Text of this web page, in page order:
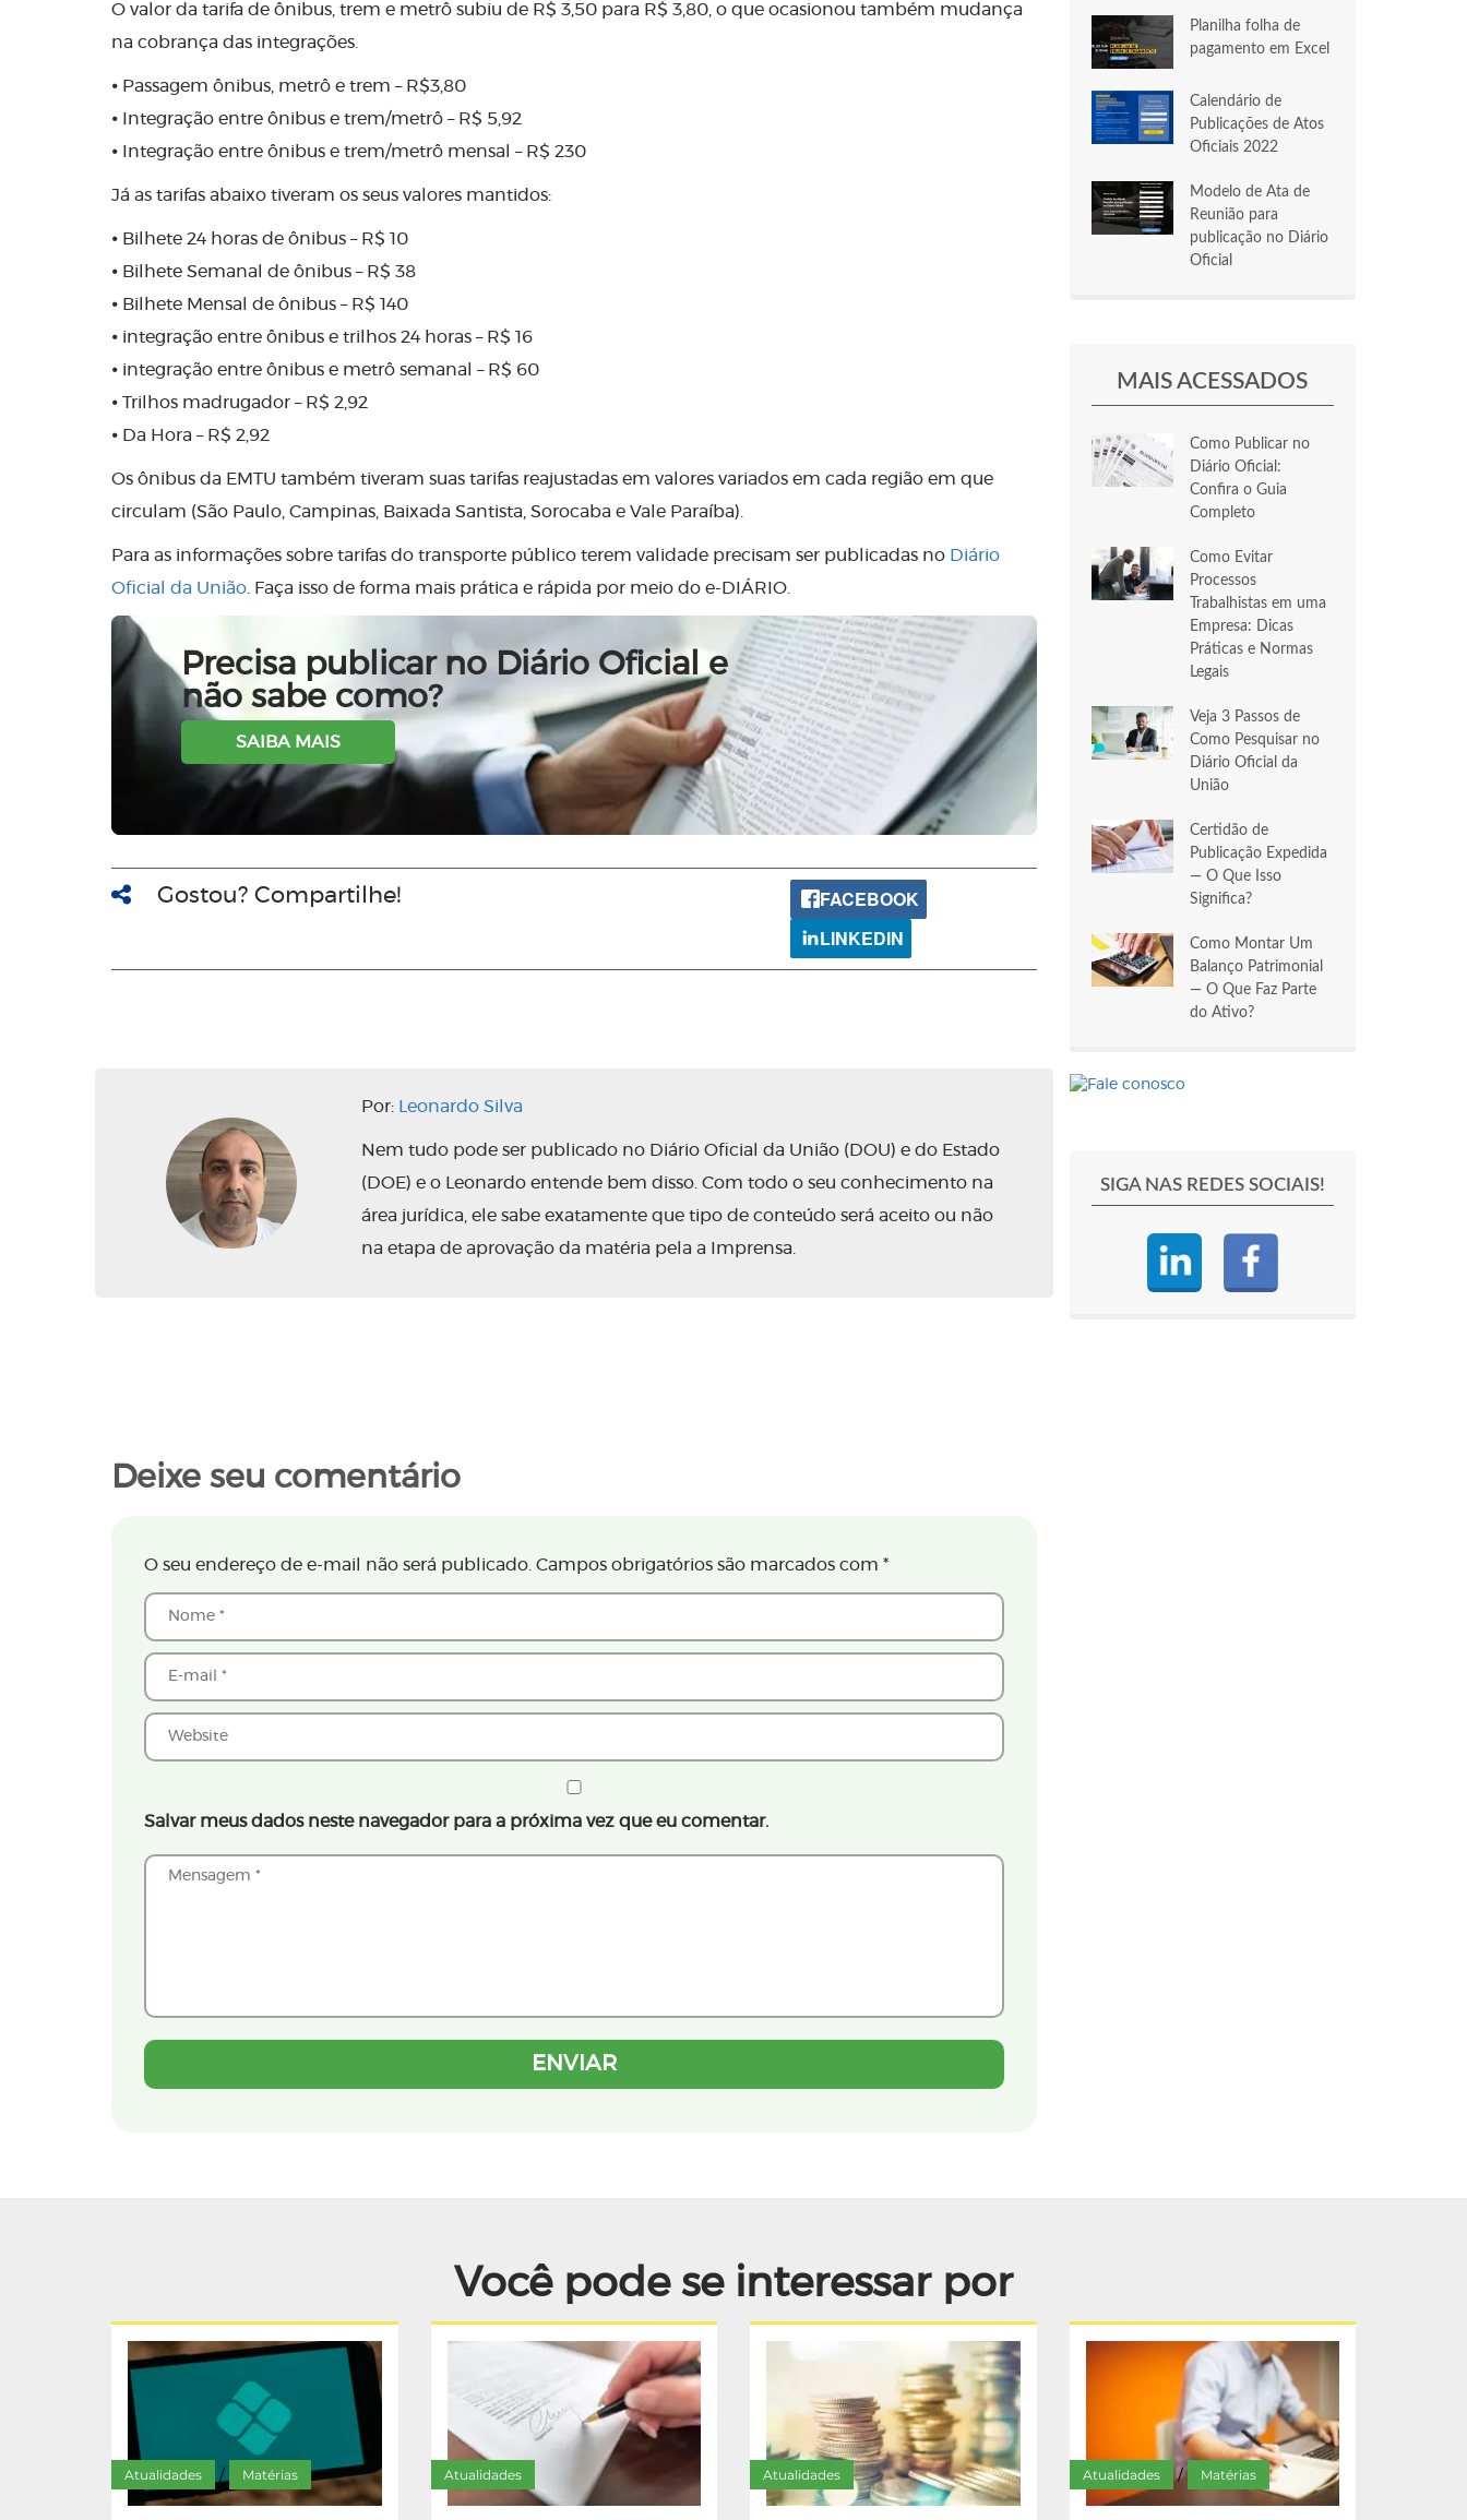
O valor da tarifa de ônibus, trem e metrô subiu de R$ 3,50 para R$ 3,80, o que ocasionou também mudança
na cobrança das integrações.
⦁ Passagem ônibus, metrô e trem – R$3,80
⦁ Integração entre ônibus e trem/metrô – R$ 5,92
⦁ Integração entre ônibus e trem/metrô mensal – R$ 230
Já as tarifas abaixo tiveram os seus valores mantidos:
⦁ Bilhete 24 horas de ônibus – R$ 10
⦁ Bilhete Semanal de ônibus – R$ 38
⦁ Bilhete Mensal de ônibus – R$ 140
⦁ integração entre ônibus e trilhos 24 horas – R$ 16
⦁ integração entre ônibus e metrô semanal – R$ 60
⦁ Trilhos madrugador – R$ 2,92
⦁ Da Hora – R$ 2,92
Os ônibus da EMTU também tiveram suas tarifas reajustadas em valores variados em cada região em que
circulam (São Paulo, Campinas, Baixada Santista, Sorocaba e Vale Paraíba).
Para as informações sobre tarifas do transporte público terem validade precisam ser publicadas no Diário
Oficial da União . Faça isso de forma mais prática e rápida por meio do e-DIÁRIO.
Precisa publicar no Diário Oficial e
não sabe como?
SAIBA MAIS
Gostou? Compartilhe!
FACEBOOK
LINKEDIN
Por: Leonardo Silva
Nem tudo pode ser publicado no Diário Oficial da União (DOU) e do Estado
(DOE) e o Leonardo entende bem disso. Com todo o seu conhecimento na
área jurídica, ele sabe exatamente que tipo de conteúdo será aceito ou não
na etapa de aprovação da matéria pela a Imprensa.
Deixe seu comentário
O seu endereço de e-mail não será publicado. Campos obrigatórios são marcados com *
Salvar meus dados neste navegador para a próxima vez que eu comentar.
Planilha folha de
pagamento em Excel
Calendário de
Publicações de Atos
Oficiais 2022
Modelo de Ata de
Reunião para
publicação no Diário
Oficial
MAIS ACESSADOS
Como Publicar no
Diário Oficial:
Confira o Guia
Completo
Como Evitar
Processos
Trabalhistas em uma
Empresa: Dicas
Práticas e Normas
Legais
Veja 3 Passos de
Como Pesquisar no
Diário Oficial da
União
Certidão de
Publicação Expedida
— O Que Isso
Significa?
Como Montar Um
Balanço Patrimonial
— O Que Faz Parte
do Ativo?
SIGA NAS REDES SOCIAIS!
Você pode se interessar por
Atualidades / Matérias Atualidades Atualidades Atualidades / Matérias